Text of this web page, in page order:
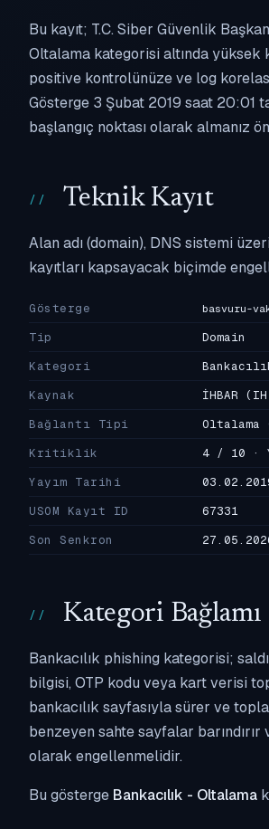
Bu kayıt; T.C. Siber Güvenlik
Oltalama kategorisi altında yüksek
positive kontrolünüze ve log
Gösterge 3 Şubat 2019 saat 20:01
başlangıç noktası olarak almanız
Teknik Kayıt
Alan adı (domain), DNS sistemi
kayıtları kapsayacak biçimde
Gösterge basvuru-
Tip
Domain
Kategori
Kaynak
İHBAR
Bağlantı Tipi
Oltalama
Kritiklik
4 / 10 ·
Yayım Tarihi
USOM Kayıt ID
67331
Son Senkron
Kategori Bağlamı
Bankacılık phishing kategorisi;
bilgisi, OTP kodu veya kart verisi
bankacılık sayfasıyla sürer ve
benzeyen sahte sayfalar
olarak engellenmelidir.
Bu gösterge Bankacılık - Oltalama